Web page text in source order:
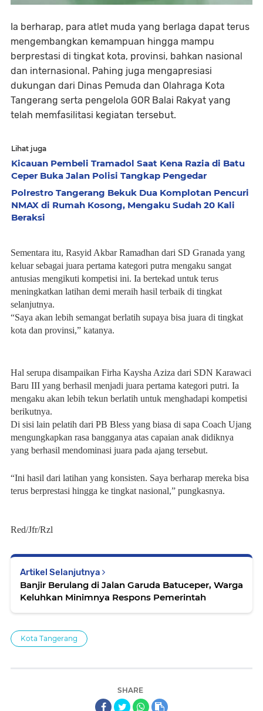
Ia berharap, para atlet muda yang berlaga dapat terus
mengembangkan kemampuan hingga mampu
berprestasi di tingkat kota, provinsi, bahkan nasional
dan internasional. Pahing juga mengapresiasi
dukungan dari Dinas Pemuda dan Olahraga Kota
Tangerang serta pengelola GOR Balai Rakyat yang
telah memfasilitasi kegiatan tersebut.
Lihat juga
Kicauan Pembeli Tramadol Saat Kena Razia di Batu
Ceper Buka Jalan Polisi Tangkap Pengedar
Polrestro Tangerang Bekuk Dua Komplotan Pencuri
NMAX di Rumah Kosong, Mengaku Sudah 20 Kali
Beraksi
Sementara itu, Rasyid Akbar Ramadhan dari SD Granada yang
keluar sebagai juara pertama kategori putra mengaku sangat
antusias mengikuti kompetisi ini. Ia bertekad untuk terus
meningkatkan latihan demi meraih hasil terbaik di tingkat
selanjutnya.
“Saya akan lebih semangat berlatih supaya bisa juara di tingkat
kota dan provinsi,” katanya.
Hal serupa disampaikan Firha Kaysha Aziza dari SDN Karawaci
Baru III yang berhasil menjadi juara pertama kategori putri. Ia
mengaku akan lebih tekun berlatih untuk menghadapi kompetisi
berikutnya.
Di sisi lain pelatih dari PB Bless yang biasa di sapa Coach Ujang
mengungkapkan rasa bangganya atas capaian anak didiknya
yang berhasil mendominasi juara pada ajang tersebut.
“Ini hasil dari latihan yang konsisten. Saya berharap mereka bisa
terus berprestasi hingga ke tingkat nasional,” pungkasnya.
Red/Jfr/Rzl
Artikel Selanjutnya
Banjir Berulang di Jalan Garuda Batuceper, Warga
Keluhkan Minimnya Respons Pemerintah
Kota Tangerang
SHARE